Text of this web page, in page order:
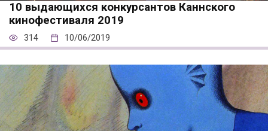
10 выдающихся конкурсантов Каннского
кинофестиваля 2019
314 10/06/2019